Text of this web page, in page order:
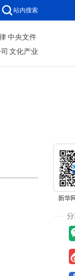
站内搜索
中央文件
文化产业